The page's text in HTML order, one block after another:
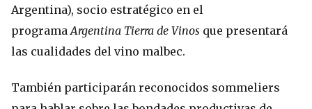
Argentina), socio estratégico en el
programa Argentina Tierra de Vinos que presentará
las cualidades del vino malbec.
También participarán reconocidos sommeliers